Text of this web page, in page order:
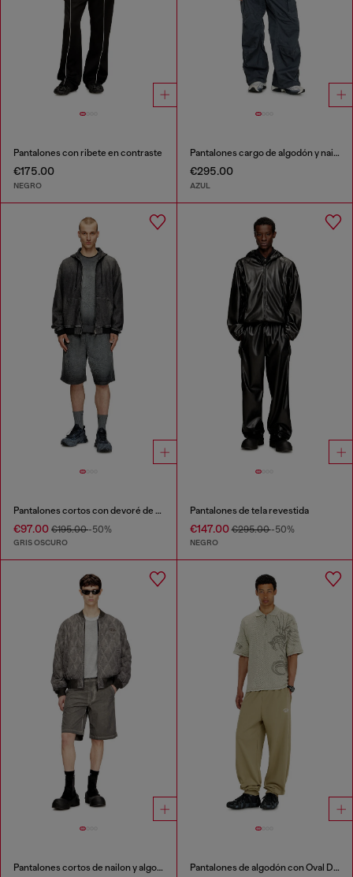
Pantalones con ribete en contraste
€175.00
NEGRO
Pantalones cargo de algodón y nailon
€295.00
AZUL
Pantalones cortos con devoré de fénix
€97.00 €195.00-50%
GRIS OSCURO
Pantalones de tela revestida
€147.00€295.00-50%
NEGRO
Pantalones cortos de nailon y algodón con tinte pigmentado Pantalones de algodón con Oval D metálico